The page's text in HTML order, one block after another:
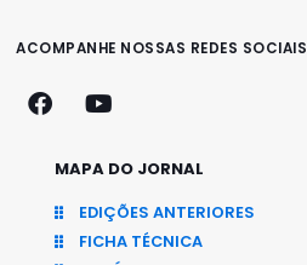
ACOMPANHE NOSSAS REDES SOCIAIS
MAPA DO JORNAL
EDIÇÕES ANTERIORES
FICHA TÉCNICA